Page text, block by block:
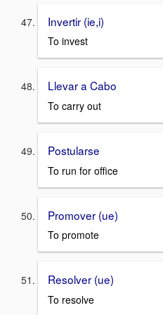
Invertir (ie,i)
To invest
Llevar a Cabo
To carry out
Postularse
To run for office
Promover (ue)
To promote
Resolver (ue)
To resolve